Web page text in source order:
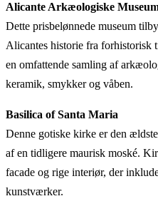
Alicante Arkæologiske
Dette prisbelønnede museum
Alicantes historie fra forhistorisk
en omfattende samling af
keramik, smykker og våben.
Basilica of Santa Maria
Denne gotiske kirke er den
af en tidligere maurisk moské.
facade og rige interiør, der
kunstværker.